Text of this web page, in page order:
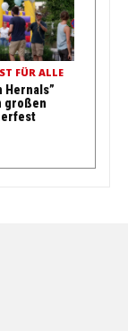
FÜR ALLE
Hernals”
großen